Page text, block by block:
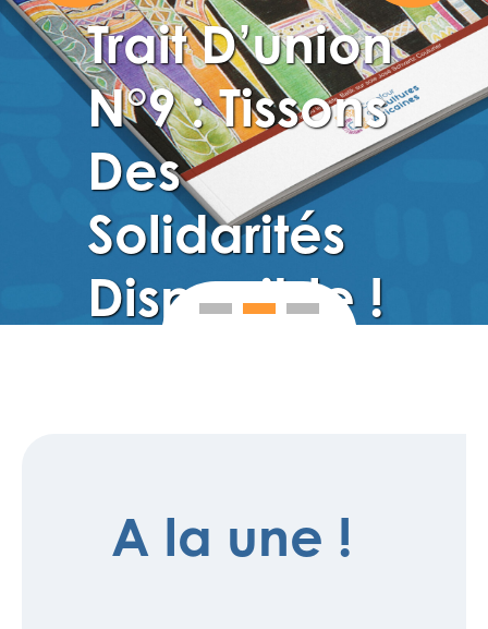
Trait D’union
N°9 : Tissons
Des
Solidarités
Disponible !
A la une !